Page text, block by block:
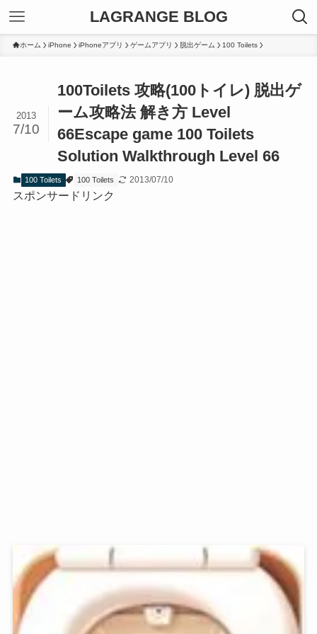
LAGRANGE BLOG
ホーム iPhone iPhoneアプリ ゲームアプリ 脱出ゲーム 100 Toilets
100Toilets 攻略(100トイレ) 脱出ゲ
ーム攻略法 解き方 Level
66Escape game 100 Toilets
Solution Walkthrough Level 66
2013
7/10
100 Toilets 100 Toilets 2013/07/10
スポンサードリンク